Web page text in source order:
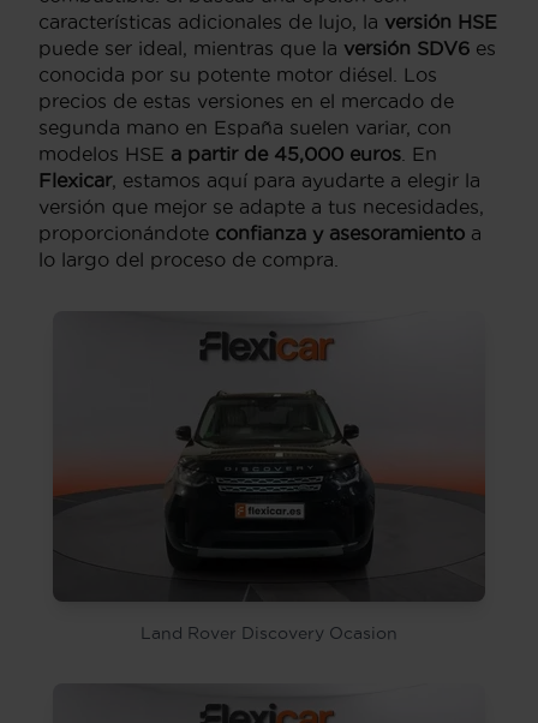
características adicionales de lujo, la versión HSE
puede ser ideal, mientras que la versión SDV6 es
conocida por su potente motor diésel. Los
precios de estas versiones en el mercado de
segunda mano en España suelen variar, con
modelos HSE a partir de 45,000 euros . En
Flexicar, estamos aquí para ayudarte a elegir la
versión que mejor se adapte a tus necesidades,
proporcionándote confianza y asesoramiento a
lo largo del proceso de compra.
Land Rover Discovery Ocasion